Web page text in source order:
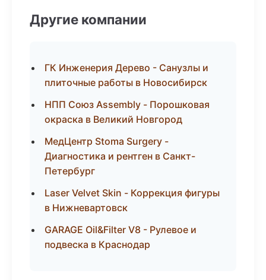
Другие компании
ГК Инженерия Дерево - Санузлы и
плиточные работы в Новосибирск
НПП Союз Assembly - Порошковая
окраска в Великий Новгород
МедЦентр Stoma Surgery -
Диагностика и рентген в Санкт-
Петербург
Laser Velvet Skin - Коррекция фигуры
в Нижневартовск
GARAGE Oil&Filter V8 - Рулевое и
подвеска в Краснодар